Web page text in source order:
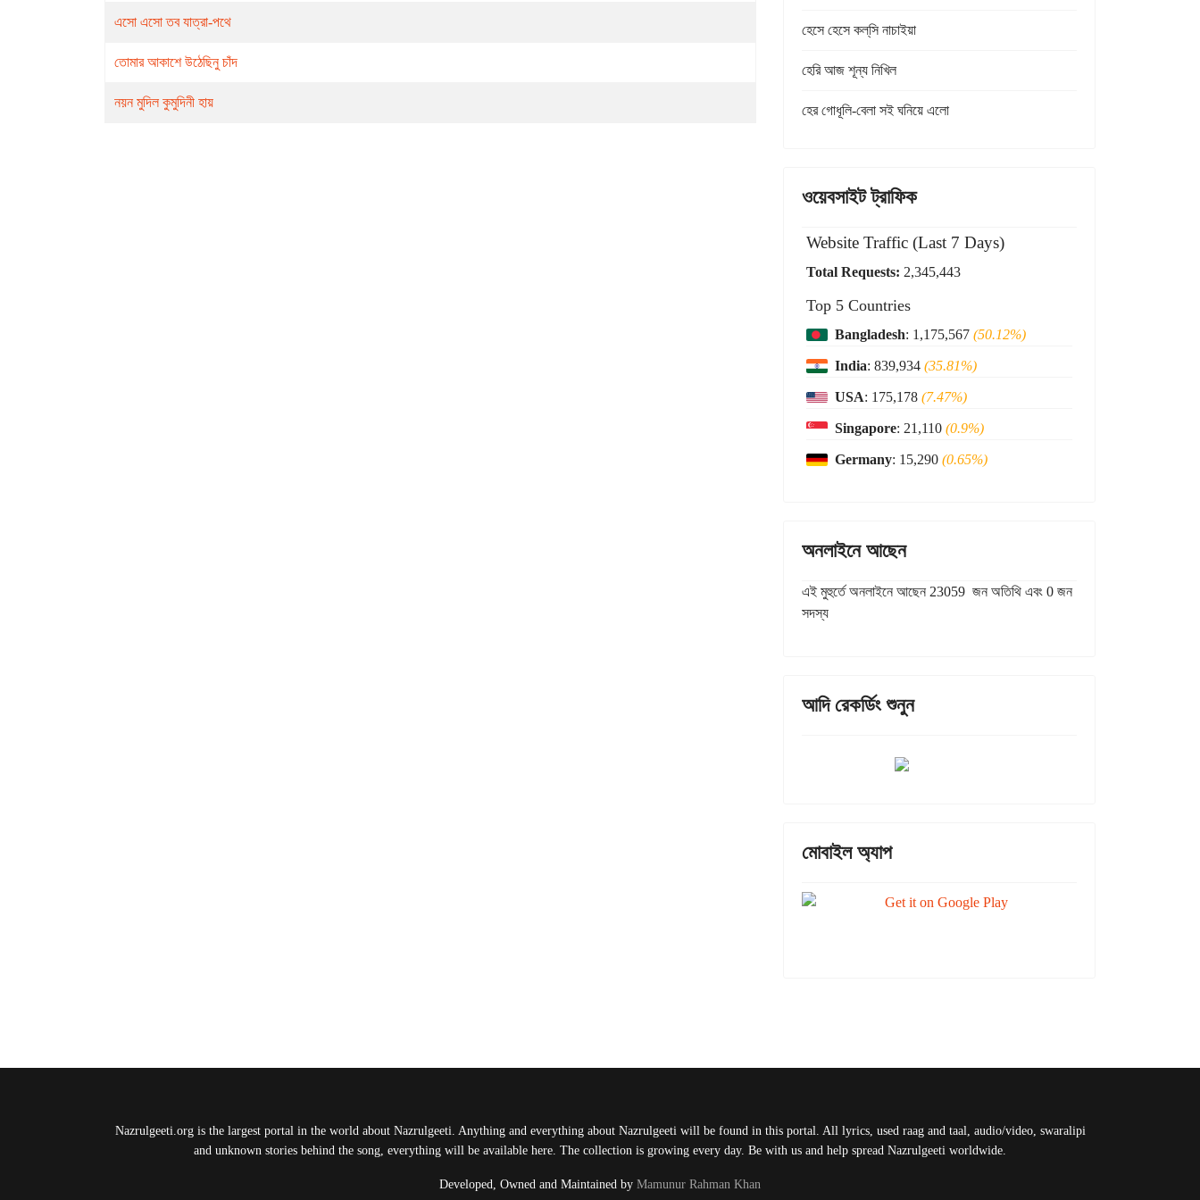
এসো এসো তব যাত্রা-পথে
তোমার আকাশে উঠেছিনু চাঁদ
নয়ন মুদিল কুমুদিনী হায়
হেসে হেসে কল্‌সি নাচাইয়া
হেরি আজ শূন্য নিখিল
হের গোধূলি-বেলা সই ঘনিয়ে এলো
ওয়েবসাইট ট্রাফিক
Website Traffic (Last 7 Days)
Total Requests: 2,345,443
Top 5 Countries
Bangladesh: 1,175,567 (50.12%)
India: 839,934 (35.81%)
USA: 175,178 (7.47%)
Singapore: 21,110 (0.9%)
Germany: 15,290 (0.65%)
অনলাইনে আছেন
এই মুহুর্তে অনলাইনে আছেন 23059 জন অতিথি এবং 0 জন
সদস্য
আদি রেকর্ডিং শুনুন
মোবাইল অ্যাপ
Nazrulgeeti.org is the largest portal in the world about Nazrulgeeti. Anything and everything about Nazrulgeeti will be found in this portal. All lyrics, used raag and taal, audio/video, swaralipi
and unknown stories behind the song, everything will be available here. The collection is growing every day. Be with us and help spread Nazrulgeeti worldwide.
Developed, Owned and Maintained by Mamunur Rahman Khan